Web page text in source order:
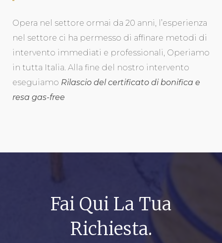
Opera nel settore ormai da 20 anni, l’esperienza
nel settore ci ha permesso di affinare metodi di
intervento immediati e professionali, Operiamo
in tutta Italia. Alla fine del nostro intervento
eseguiamo Rilascio del certificato di bonifica e
resa gas-free
Fai Qui La Tua
Richiesta.